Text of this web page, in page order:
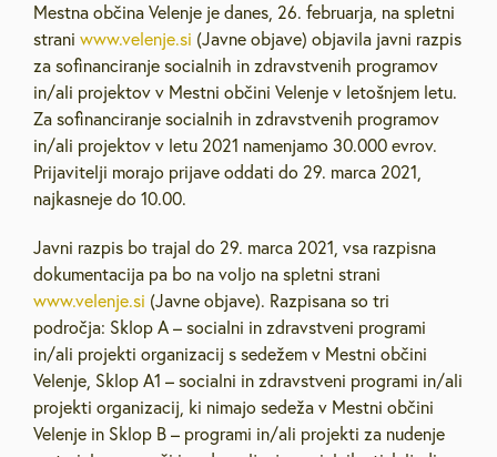
Mestna občina Velenje je danes, 26. februarja, na spletni
strani www.velenje.si (Javne objave) objavila javni razpis
za sofinanciranje socialnih in zdravstvenih programov
in/ali projektov v Mestni občini Velenje v letošnjem letu.
Za sofinanciranje socialnih in zdravstvenih programov
in/ali projektov v letu 2021 namenjamo 30.000 evrov.
Prijavitelji morajo prijave oddati do 29. marca 2021,
najkasneje do 10.00.
Javni razpis bo trajal do 29. marca 2021, vsa razpisna
dokumentacija pa bo na voljo na spletni strani
www.velenje.si (Javne objave). Razpisana so tri
področja: Sklop A – socialni in zdravstveni programi
in/ali projekti organizacij s sedežem v Mestni občini
Velenje, Sklop A1 – socialni in zdravstveni programi in/ali
projekti organizacij, ki nimajo sedeža v Mestni občini
Velenje in Sklop B – programi in/ali projekti za nudenje